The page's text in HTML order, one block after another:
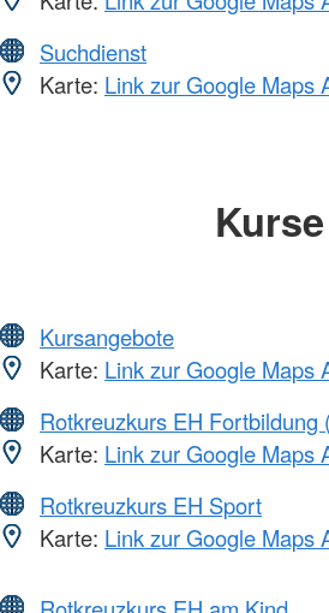
Suchdienst
Karte: Link zur Google Maps
Kurse
Kursangebote
Karte: Link zur Google Maps
Rotkreuzkurs EH Fortbildung
Karte: Link zur Google Maps
Rotkreuzkurs EH Sport
Karte: Link zur Google Maps